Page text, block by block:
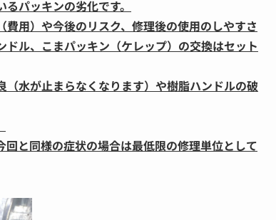
パッキンの劣化です。
用）や今後のリスク、修理後の使用のしやすさ
ドル、こまパッキン（ケレップ）の交換はセット
水が止まらなくなります）や樹脂ハンドルの破
と同様の症状の場合は最低限の修理単位として